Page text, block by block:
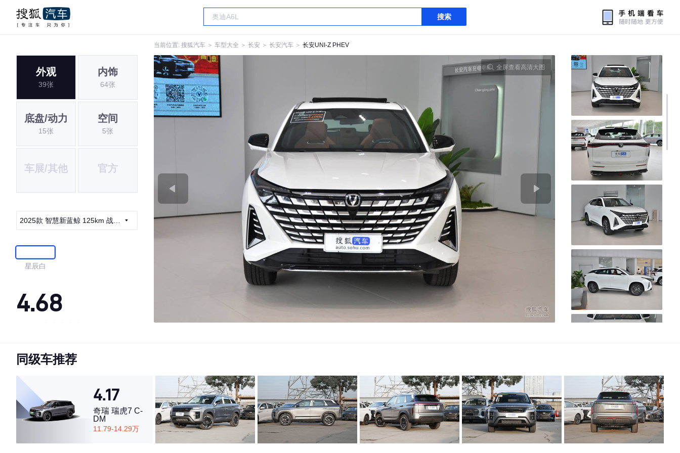
搜索
当前位置: 搜狐汽车 ＞ 车型大全 ＞ 长安 ＞ 长安汽车 ＞ 长安UNI-Z PHEV
外观
39张
内饰
64张
底盘/动力
15张
空间
5张
车展/其他 官方
2025款 智慧新蓝鲸 125km 战舰
星辰白
4.68
·内饰表现较为优秀，优于60%同级车
·空间表现较为优秀，优于54%同级车
全屏查看高清大图
同级车推荐
4.17
奇瑞 瑞虎7 C-
DM
11.79-14.29万